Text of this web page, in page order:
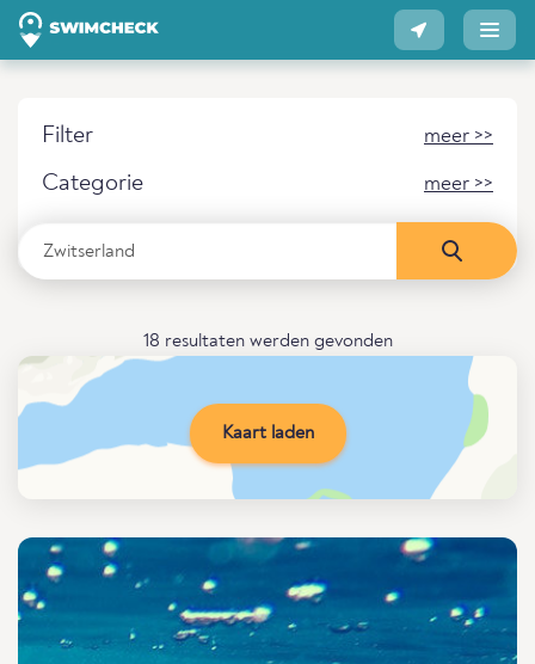
Filter meer >>
Categorie meer >>
18 resultaten werden gevonden
Kaart laden